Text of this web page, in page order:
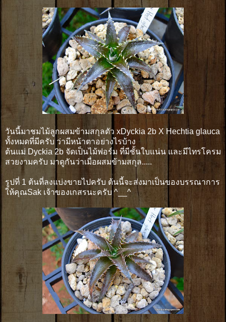
วันนี้มาชมไม้ลูกผสมข้ามสกุลตัว xDyckia 2b X Hechtia glauca
ทั้งหมดที่มีครับ ว่ามีหน้าตาอย่างไรบ้าง
ต้นแม่ Dyckia 2b จัดเป็นไม้ฟอร์ม ที่มีชั้นใบแน่น และมีไทรโครม
สวยงามครับ มาดูกันว่าเมื่อผสมข้ามสกุล.....
รูปที่ 1 ต้นที่ลงแบ่งขายไปครับ ต้นนี้จะส่งมาเป็นของบรรณาการ
ให้คุณSak เจ้าของเกสรนะครับ ^__^